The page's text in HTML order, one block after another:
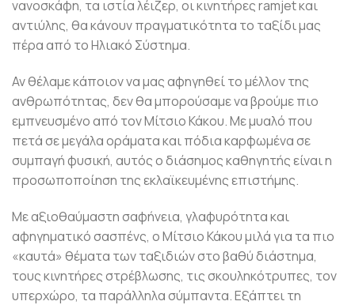
νανοσκάφη, τα ιστία λέιζερ, οι κινητήρες ramjet και
αντιύλης, θα κάνουν πραγματικότητα το ταξίδι μας
πέρα από το Ηλιακό Σύστημα.
Αν θέλαμε κάποιον να μας αφηγηθεί το μέλλον της
ανθρωπότητας, δεν θα μπορούσαμε να βρούμε πιο
εμπνευσμένο από τον Μίτσιο Κάκου. Με μυαλό που
πετά σε μεγάλα οράματα και πόδια καρφωμένα σε
συμπαγή φυσική, αυτός ο διάσημος καθηγητής είναι η
προσωποποίηση της εκλαϊκευμένης επιστήμης.
Με αξιοθαύμαστη σαφήνεια, γλαφυρότητα και
αφηγηματικό σασπένς, ο Μίτσιο Κάκου μιλά για τα πιο
«καυτά» θέματα των ταξιδιών στο βαθύ διάστημα,
τους κινητήρες στρέβλωσης, τις σκουληκότρυπες, τον
υπερχώρο, τα παράλληλα σύμπαντα. Εξάπτει τη